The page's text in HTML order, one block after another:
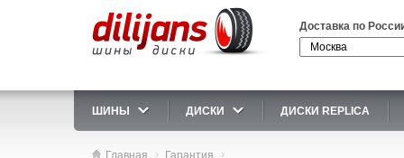
Доставка по
ШИНЫ ДИСКИ ДИСКИ REPLICA
Главная Гарантия